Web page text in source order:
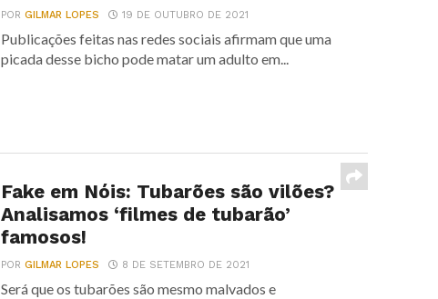
PORGILMAR LOPES 19 DE OUTUBRO DE 2021
Publicações feitas nas redes sociais afirmam que uma
picada desse bicho pode matar um adulto em...
Fake em Nóis: Tubarões são vilões?
Analisamos ‘filmes de tubarão’
famosos!
PORGILMAR LOPES 8 DE SETEMBRO DE 2021
Será que os tubarões são mesmo malvados e